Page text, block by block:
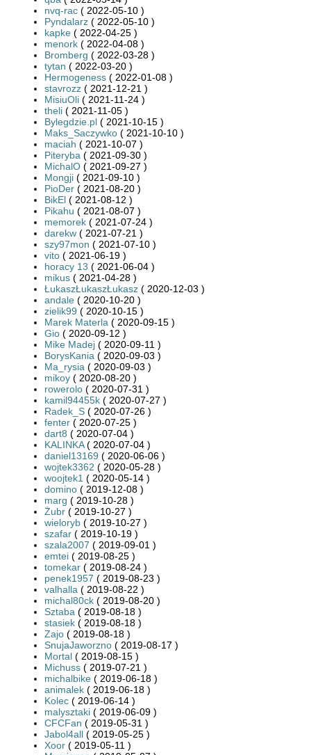
nvq-rac ( 2022-05-10 )
Pyndalarz ( 2022-05-10 )
kapke ( 2022-04-25 )
menork ( 2022-04-08 )
Bromberg ( 2022-03-28 )
tytan ( 2022-03-20 )
Hermogeness ( 2022-01-08 )
stavrozz ( 2021-12-21 )
MisiuOli ( 2021-11-24 )
theli ( 2021-11-05 )
Bylegdzie.pl ( 2021-10-15 )
Maks_Saczywko ( 2021-10-10 )
maciah ( 2021-10-07 )
Piteryba ( 2021-09-30 )
MichalO ( 2021-09-27 )
Mongji ( 2021-09-10 )
PioDer ( 2021-08-20 )
BikEl ( 2021-08-12 )
Pikahu ( 2021-08-07 )
memorek ( 2021-07-24 )
darekw ( 2021-07-21 )
szy97mon ( 2021-07-10 )
vito ( 2021-06-19 )
horacy 13 ( 2021-06-04 )
mikus ( 2021-04-28 )
ŁukaszŁukaszŁukasz ( 2020-12-03 )
andale ( 2020-10-20 )
zielik99 ( 2020-10-15 )
Marek Materla ( 2020-09-15 )
Gio ( 2020-09-12 )
Mike Madej ( 2020-09-11 )
BorysKania ( 2020-09-03 )
Ma_rysia ( 2020-09-03 )
mikoy ( 2020-08-20 )
rowerolo ( 2020-07-31 )
kamil94455k ( 2020-07-27 )
Radek_S ( 2020-07-26 )
fenter ( 2020-07-25 )
dart8 ( 2020-07-04 )
KALINKA( 2020-07-04 )
daniel13169 ( 2020-06-06 )
wojtek3362 ( 2020-05-28 )
woojtek1 ( 2020-05-14 )
domino ( 2019-12-08 )
marg ( 2019-10-28 )
Żubr ( 2019-10-27 )
wieloryb ( 2019-10-27 )
szafar ( 2019-10-19 )
szala2007 ( 2019-09-01 )
emtei ( 2019-08-25 )
tomekar ( 2019-08-24 )
penek1957 ( 2019-08-23 )
valhalla ( 2019-08-22 )
michal80ck ( 2019-08-20 )
Sztaba ( 2019-08-18 )
stasiek ( 2019-08-18 )
Zajo ( 2019-08-18 )
SnujaJaworzno ( 2019-08-17 )
Mortal ( 2019-08-15 )
Michuss ( 2019-07-21 )
michalbike ( 2019-06-18 )
animalek ( 2019-06-18 )
Kolec ( 2019-06-14 )
malysztaki ( 2019-06-09 )
CFCFan ( 2019-05-31 )
Jabol4all ( 2019-05-25 )
Xoor ( 2019-05-11 )